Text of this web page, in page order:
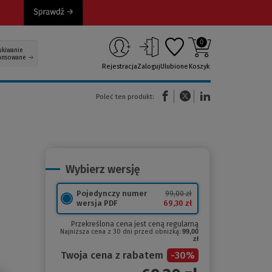
RejestracjaZalogujUlubione
0
Koszyk
Poleć ten produkt:
(Nowe okno)(Link do innej strony)
Wybierz wersję
Pojedynczy numer
wersja PDF
99,00 zł
69,30 zł
Przekreślona cena jest ceną regularną
Najniższa cena z 30 dni przed obniżką: 99,00
zł
Twoja cena z rabatem -30%